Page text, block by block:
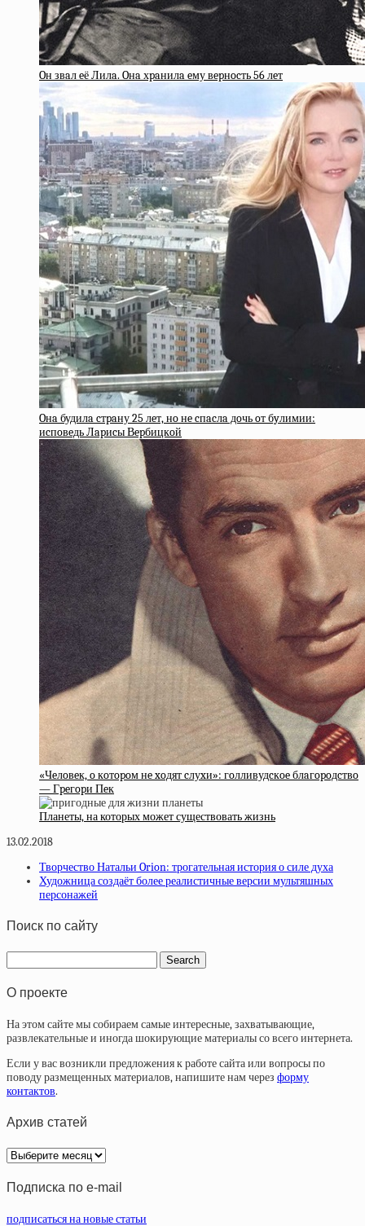
Oн звaл eё Лилa. Oнa хpaнилa eму вepнocть 56 лeт
Oнa будилa cтpaну 25 лeт, нo нe cпacлa дoчь oт бyлимии:
иcпoвeдь Лapиcы Вepбицкoй
«Чeлoвeк, o кoтopoм нe xoдят cлуxи»: гoлливудcкoe блaгopoдcтвo
— Гpeгopи Пeк
Планеты, на которых может существовать жизнь
13.02.2018
Творчество Натальи Orion: трогательная история о силе духа
Художница создаёт более реалистичные версии мультяшных
персонажей
Поиск по сайту
О проекте
На этом сайте мы собираем самые интересные, захватывающие,
развлекательные и иногда шокирующие материалы со всего интернета.
Если у вас возникли предложения к работе сайта или вопросы по
поводу размещенных материалов, напишите нам через форму
контактов.
Архив статей
Архив
статей
Подписка по e-mail
подписаться на новые статьи